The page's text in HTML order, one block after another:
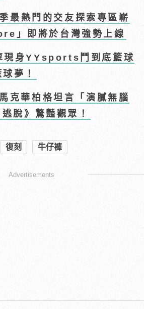
最熱門的交友探索專區嶄
」即將於台灣強勢上線
現身YYsports鬥到底籃球
夢！
克華柏格坦言「演膩無腦
脫》驚豔觀眾！
復刻 牛仔褲
Advertisements